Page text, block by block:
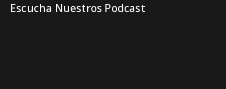
Escucha Nuestros Podcast